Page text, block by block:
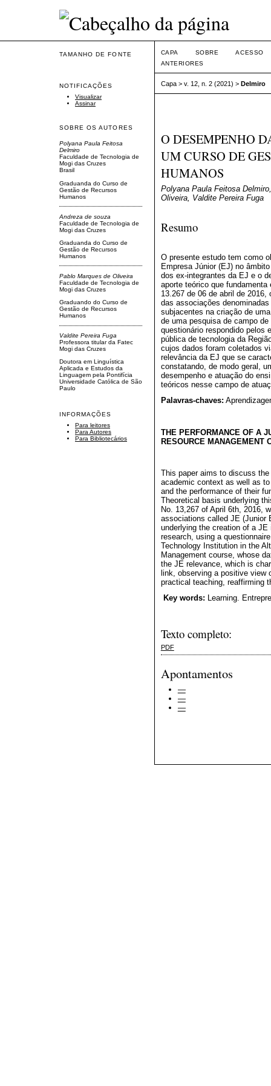
TAMANHO DE FONTE
NOTIFICAÇÕES
Visualizar
Assinar
SOBRE OS AUTORES
Polyana Paula Feitosa
Delmiro
Faculdade de Tecnologia de
Mogi das Cruzes
Brasil
Graduanda do Curso de
Gestão de Recursos
Humanos
Andreza de souza
Faculdade de Tecnologia de
Mogi das Cruzes
Graduanda do Curso de
Gestão de Recursos
Humanos
Pablo Marques de Oliveira
Faculdade de Tecnologia de
Mogi das Cruzes
Graduando do Curso de
Gestão de Recursos
Humanos
Valdite Pereira Fuga
Professora titular da Fatec
Mogi das Cruzes
Doutora em Linguística
Aplicada e Estudos da
Linguagem pela Pontifícia
Universidade Católica de São
Paulo
INFORMAÇÕES
Para leitores
Para Autores
Para Bibliotecários
CAPA SOBRE
ACESSO
ANTERIORES
Capa> v. 12, n. 2 (2021) > Delmiro
O DESEMPENHO
UM CURSO DE
HUMANOS
Polyana Paula Feitosa
Oliveira, Valdite Pereira Fuga
Resumo
O presente estudo tem como
Empresa Júnior (EJ) no
dos ex-integrantes da EJ e o
aporte teórico que
13.267 de 06 de abril de
das associações
subjacentes na criação de
de uma pesquisa de campo
questionário respondido pelos
pública de tecnologia da
cujos dados foram coletados
relevância da EJ que se
constatando, de modo geral,
desempenho e atuação do
teóricos nesse campo de
Palavras-chaves:
THE PERFORMANCE OF A
RESOURCE MANAGEMENT
This paper aims to discuss
academic context as well as
and the performance of their
Theoretical basis underlying
No. 13,267 of April 6th, 2016,
associations called JE (Junior
underlying the creation of a
research, using a
Technology Institution in the
Management course, whose
the JE relevance, which is
link, observing a positive view
practical teaching, reaffirming
Key words: Learning.
Texto completo:
PDF
Apontamentos
—
—
—